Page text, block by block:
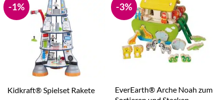
-1%
Kidkraft® Spielset Rakete
-3%
EverEarth® Arche Noah zum